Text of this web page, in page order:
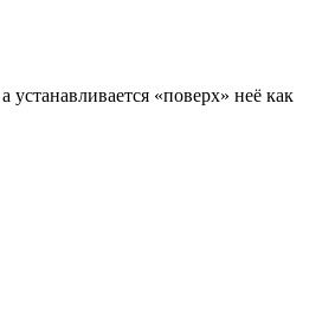
«поверх» неё как